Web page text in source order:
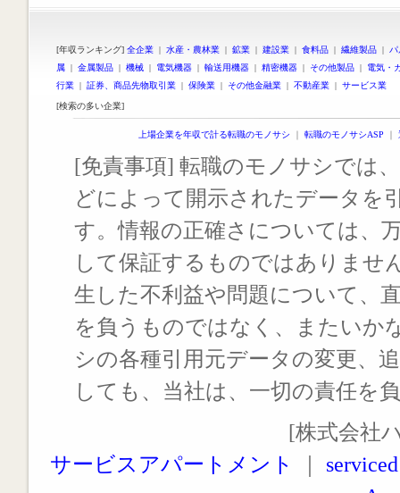
[年収ランキング] 全企業 | 水産・農林業 | 鉱業 | 建設業 | 食料品 | 繊維製品 |
属 | 金属製品 | 機械 | 電気機器 | 輸送用機器 | 精密機器 | その他製品 | 電気・
行業 | 証券、商品先物取引業 | 保険業 | その他金融業 | 不動産業 | サービス業
[検索の多い企業]
上場企業を年収で計る転職のモノサシ ｜ 転職のモノサシASP ｜
[免責事項] 転職のモノサシでは
どによって開示されたデータを
す。情報の正確さについては、
して保証するものではありませ
生した不利益や問題について、
を負うものではなく、またいか
シの各種引用元データの変更、
しても、当社は、一切の責任を
[株式会社
サービスアパートメント